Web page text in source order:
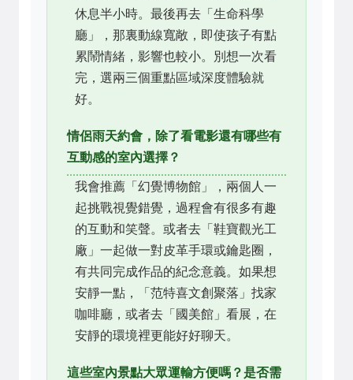
休息半小時。最後再去「生命科學
廳」，那裏動線寬敞，即使孩子有點
累鬧情緒，影響也較小。別想一次看
完，選兩三個重點區域深度體驗就
好。
情侶雨天約會，除了看電影還有哪些有
互動感的室內選擇？
我會推薦「幻覺博物館」，兩個人一
起挑戰視覺錯覺，過程會有很多有趣
的互動和笑聲。或者去「鞋寶觀光工
廠」一起做一對皮革手環或鑰匙圈，
有共同完成作品的紀念意義。如果想
安靜一點，「范特喜文創聚落」找家
咖啡廳，或者去「國美館」看展，在
安靜的環境裡更能好好聊天。
這些室內景點大眾運輸方便嗎？是否需